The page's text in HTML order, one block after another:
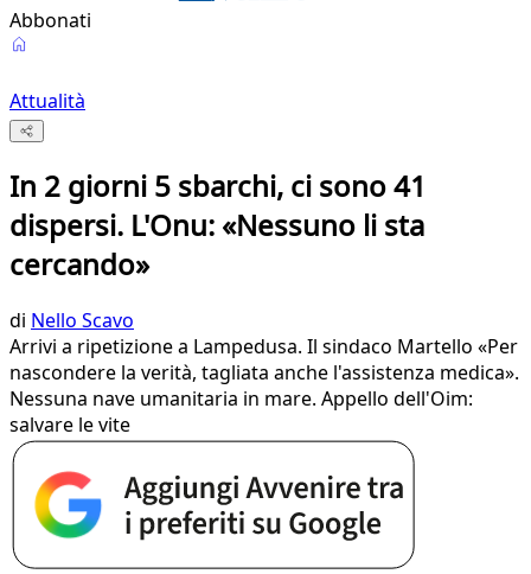
Abbonati
Attualità
In 2 giorni 5 sbarchi, ci sono 41
dispersi. L'Onu: «Nessuno li sta
cercando»
di Nello Scavo
Arrivi a ripetizione a Lampedusa. Il sindaco Martello «Per
nascondere la verità, tagliata anche l'assistenza medica».
Nessuna nave umanitaria in mare. Appello dell'Oim:
salvare le vite